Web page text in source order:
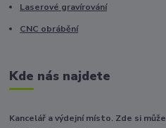
Laserové gravírování
CNC obrábění
Kde nás najdete
Kancelář a výdejní místo. Zde si